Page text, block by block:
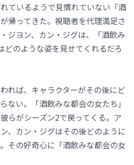
ているようで見慣れていない「酒
帰ってきた。視聴者を代理満足さ
ジヨン、カン・ジグは、「酒飲み
どのような姿を見せてくれるだろ
れば、キャラクターがその後にど
ない。「酒飲みな都会の女たち」
らがシーズン2で戻ってくる。ア
、カン・ジグはその後どのように
その好奇心に「酒飲みな都会の女